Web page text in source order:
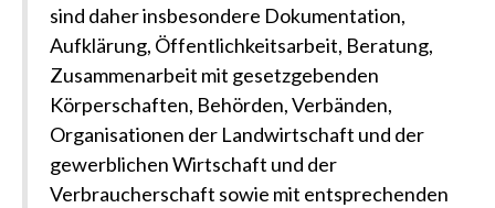
sind daher insbesondere Dokumentation,
Aufklärung, Öffentlichkeitsarbeit, Beratung,
Zusammenarbeit mit gesetzgebenden
Körperschaften, Behörden, Verbänden,
Organisationen der Landwirtschaft und der
gewerblichen Wirtschaft und der
Verbraucherschaft sowie mit entsprechenden